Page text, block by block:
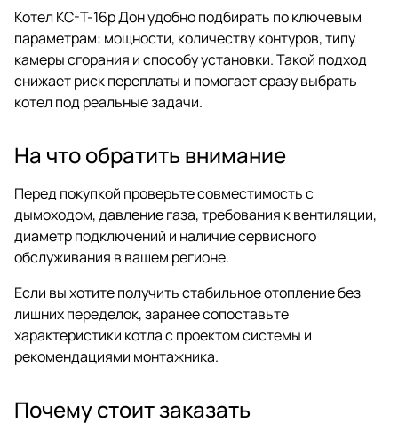
Котел КС-Т-16р Дон удобно подбирать по ключевым
параметрам: мощности, количеству контуров, типу
камеры сгорания и способу установки. Такой подход
снижает риск переплаты и помогает сразу выбрать
котел под реальные задачи.
На что обратить внимание
Перед покупкой проверьте совместимость с
дымоходом, давление газа, требования к вентиляции,
диаметр подключений и наличие сервисного
обслуживания в вашем регионе.
Если вы хотите получить стабильное отопление без
лишних переделок, заранее сопоставьте
характеристики котла с проектом системы и
рекомендациями монтажника.
Почему стоит заказать